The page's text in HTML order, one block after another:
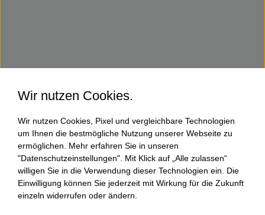
Wir nutzen Cookies.
Wir nutzen Cookies, Pixel und vergleichbare Technologien
um Ihnen die bestmögliche Nutzung unserer Webseite zu
ermöglichen. Mehr erfahren Sie in unseren
"Datenschutzeinstellungen". Mit Klick auf „Alle zulassen“
willigen Sie in die Verwendung dieser Technologien ein. Die
Einwilligung können Sie jederzeit mit Wirkung für die Zukunft
einzeln widerrufen oder ändern.